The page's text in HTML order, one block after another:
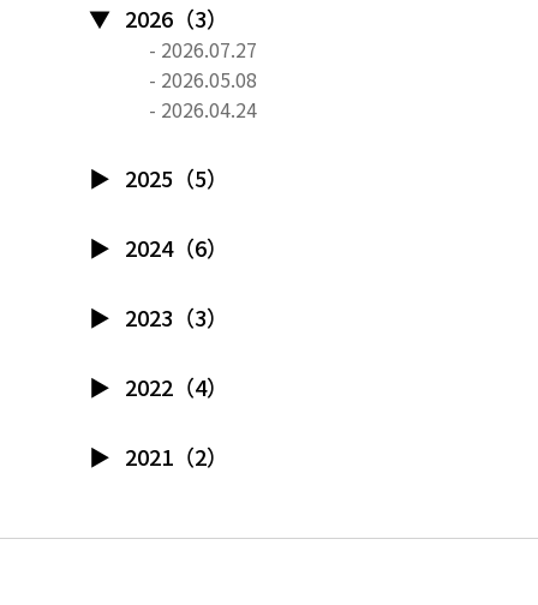
2026（3）
- 2026.07.27
- 2026.05.08
- 2026.04.24
2025（5）
2024（6）
2023（3）
2022（4）
2021（2）